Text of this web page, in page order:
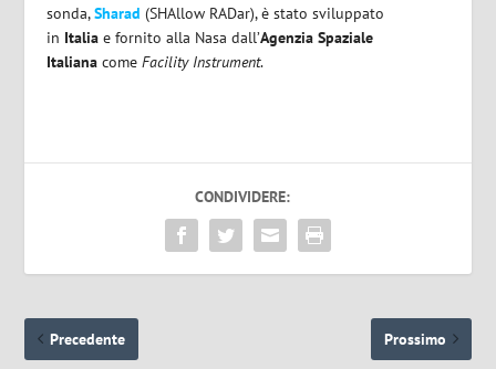
sonda,Sharad (SHAllow RADar), è stato sviluppato
in Italiae fornito alla Nasa dall’Agenzia Spaziale
ItalianacomeFacility Instrument.
CONDIVIDERE:
Precedente Prossimo